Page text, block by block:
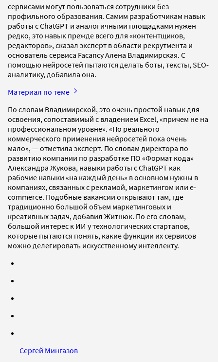
сервисами могут пользоваться сотрудники без
профильного образования. Самим разработчикам навык
работы с ChatGPT и аналогичными площадками нужен
редко, это навык прежде всего для «контентщиков,
редакторов», сказал эксперт в области рекрутмента и
основатель сервиса Facancy Алена Владимирская. С
помощью нейросетей пытаются делать боты, тексты, SEO-
аналитику, добавила она.
Материал по теме
По словам Владимирской, это очень простой навык для
освоения, сопоставимый с владением Excel, «причем не на
профессиональном уровне». «Но реального
коммерческого применения нейросетей пока очень
мало», — отметила эксперт. По словам директора по
развитию компании по разработке ПО «Формат кода»
Александра Жукова, навыки работы с ChatGPT как
рабочие навыки «на каждый день» в основном нужны в
компаниях, связанных с рекламой, маркетингом или e-
commerce. Подобные вакансии открывают там, где
традиционно большой объем маркетинговых и
креативных задач, добавил Житнюк. По его словам,
большой интерес к ИИ у технологических стартапов,
которые пытаются понять, какие функции их сервисов
можно делегировать искусственному интеллекту.
Сергей Мингазов